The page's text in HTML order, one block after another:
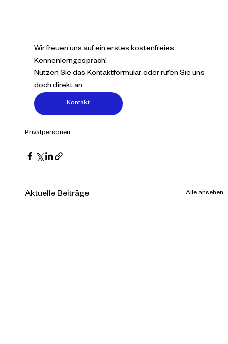
Wir freuen uns auf ein erstes kostenfreies
Kennenlerngespräch!
Nutzen Sie das Kontaktformular oder rufen Sie uns
doch direkt an.
Kontakt
Privatpersonen
Aktuelle Beiträge Alle ansehen